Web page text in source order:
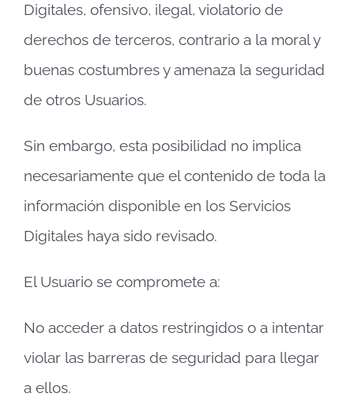
Digitales, ofensivo, ilegal, violatorio de
derechos de terceros, contrario a la moral y
buenas costumbres y amenaza la seguridad
de otros Usuarios.
Sin embargo, esta posibilidad no implica
necesariamente que el contenido de toda la
información disponible en los Servicios
Digitales haya sido revisado.
El Usuario se compromete a:
No acceder a datos restringidos o a intentar
violar las barreras de seguridad para llegar
a ellos.